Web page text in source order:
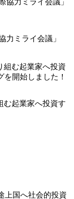
力ミライ会議」
む起業家へ投資す